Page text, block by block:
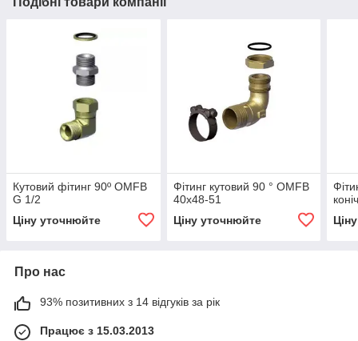
Кутовий фітинг 90º OMFB
G 1/2
Ціну уточнюйте
Фітинг кутовий 90 ° OMFB
40x48-51
Ціну уточнюйте
Про нас
93% позитивних з 14 відгуків за рік
Працює з 15.03.2013